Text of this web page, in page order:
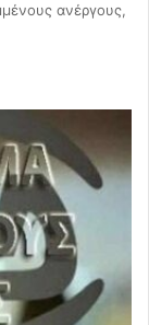
ανέργους,